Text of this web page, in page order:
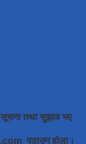
सूचना तथा सुझाव भए
पठाउनु होला।